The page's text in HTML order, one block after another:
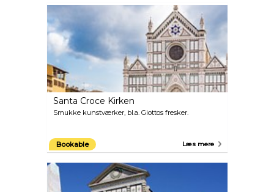
Santa Croce Kirken
Smukke kunstværker, bl.a. Giottos fresker.
Bookable Læs mere